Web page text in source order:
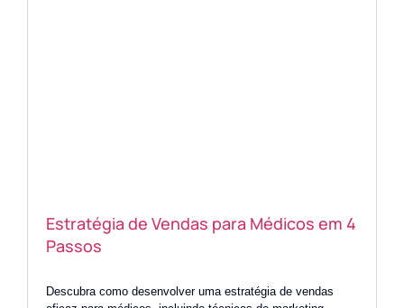
Estratégia de Vendas para Médicos em 4
Passos
Descubra como desenvolver uma estratégia de vendas